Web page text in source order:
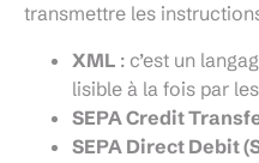
transmettre les
XML : c’est un
lisible à la fois par
SEPA Credit
SEPA Direct Debit